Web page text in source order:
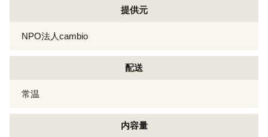
提供元
NPO法人cambio
配送
常温
内容量